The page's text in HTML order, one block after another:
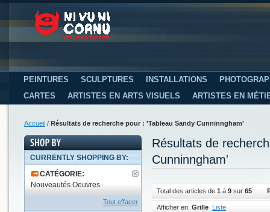
PEINTURES SCULPTURES INSTALLATIONS
CARTES
ARTISTES EN ARTS VISUELS ARTISTES EN
Accueil / Résultats de recherche pour : 'Tableau Sandy Cunninngham'
Résultats de
Cunninngham'
Total des articles de 1 à 9 sur 65
Afficher en: Grille Liste
CURRENTLY SHOPPING BY:
CATÉGORIE:
Nouveautés Oeuvres
Tout effacer